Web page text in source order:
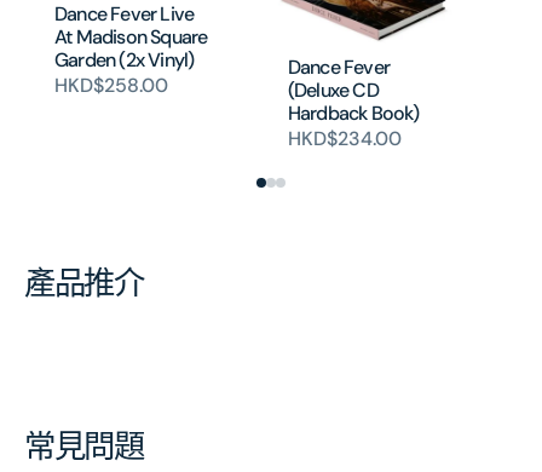
Dance Fever Live
At Madison Square
Garden (2x Vinyl)
HKD$258.00
Dance Fever
(Deluxe CD
Hardback Book)
HKD$234.00
產品推介
常見問題